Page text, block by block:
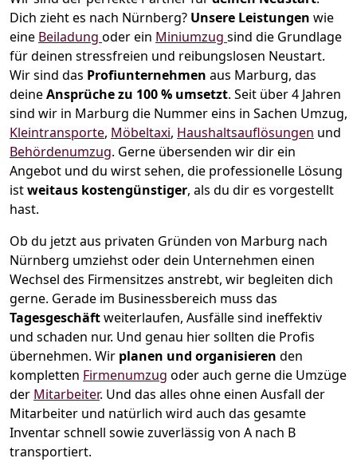
Dich zieht es nach Nürnberg? Unsere Leistungen wie
eine Beiladung oder ein Miniumzug sind die Grundlage
für deinen stressfreien und reibungslosen Neustart.
Wir sind das Profiunternehmen aus Marburg, das
deineAnsprüche zu 100 % umsetzt. Seit über 4 Jahren
sind wir in Marburg die Nummer eins in Sachen Umzug,
Kleintransporte, Möbeltaxi, Haushaltsauflösungen und
Behördenumzug. Gerne übersenden wir dir ein
Angebot und du wirst sehen, die professionelle Lösung
istweitaus kostengünstiger, als du dir es vorgestellt
hast.
Ob du jetzt aus privaten Gründen von Marburg nach
Nürnberg umziehst oder dein Unternehmen einen
Wechsel des Firmensitzes anstrebt, wir begleiten dich
gerne. Gerade im Businessbereich muss das
Tagesgeschäftweiterlaufen, Ausfälle sind ineffektiv
und schaden nur. Und genau hier sollten die Profis
übernehmen. Wir planen und organisieren den
kompletten Firmenumzug oder auch gerne die Umzüge
der Mitarbeiter. Und das alles ohne einen Ausfall der
Mitarbeiter und natürlich wird auch das gesamte
Inventar schnell sowie zuverlässig von A nach B
transportiert.